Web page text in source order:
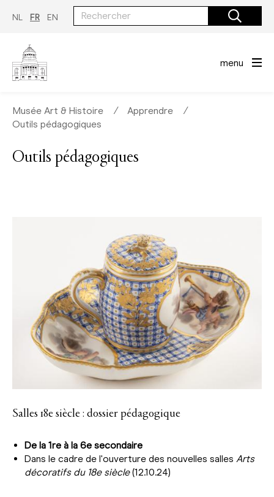
NL FR EN
menu
Musée Art & Histoire ∕ Apprendre
∕
Outils pédagogiques
Outils pédagogiques
Salles 18e siècle : dossier pédagogique
De la 1re à la 6e secondaire
Dans le cadre de l'ouverture des nouvelles salles Arts
décoratifs du 18e siècle(12.10.24)